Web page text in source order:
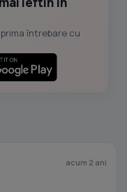
întrebare cu
acum 2 ani